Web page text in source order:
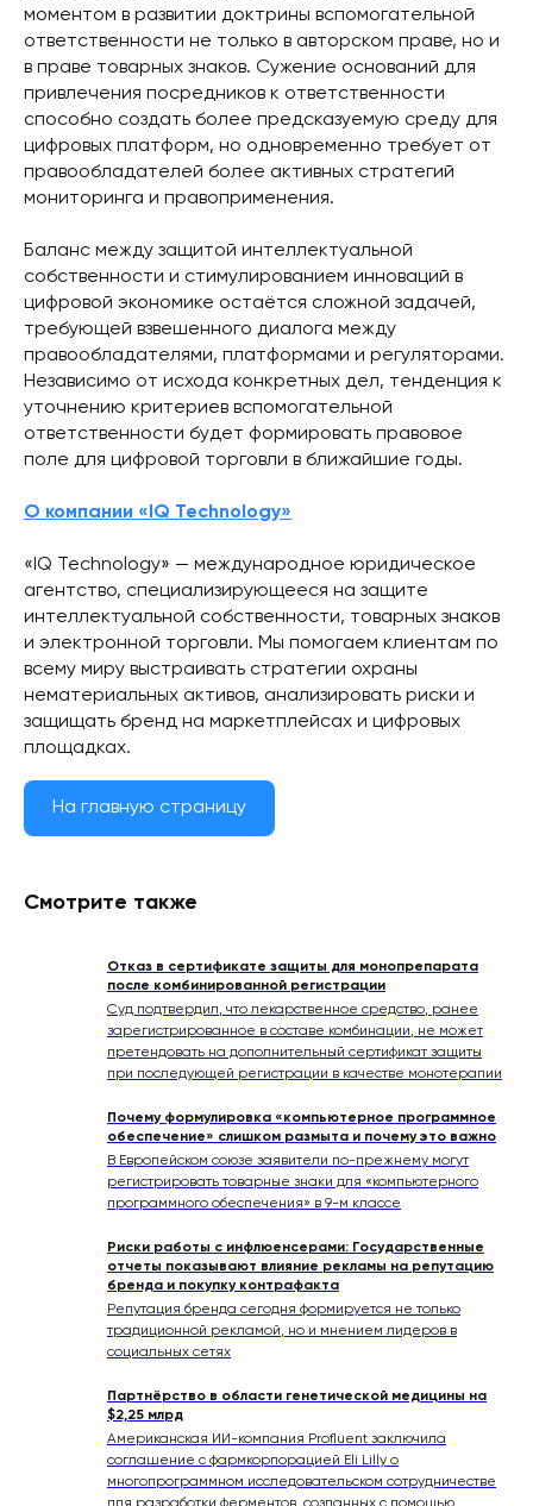
моментом в развитии доктрины вспомогательной
ответственности не только в авторском праве, но и
в праве товарных знаков. Сужение оснований для
привлечения посредников к ответственности
способно создать более предсказуемую среду для
цифровых платформ, но одновременно требует от
правообладателей более активных стратегий
мониторинга и правоприменения.
Баланс между защитой интеллектуальной
собственности и стимулированием инноваций в
цифровой экономике остаётся сложной задачей,
требующей взвешенного диалога между
правообладателями, платформами и регуляторами.
Независимо от исхода конкретных дел, тенденция к
уточнению критериев вспомогательной
ответственности будет формировать правовое
поле для цифровой торговли в ближайшие годы.
О компании «IQ Technology»
«IQ Technology» — международное юридическое
агентство, специализирующееся на защите
интеллектуальной собственности, товарных знаков
и электронной торговли. Мы помогаем клиентам по
всему миру выстраивать стратегии охраны
нематериальных активов, анализировать риски и
защищать бренд на маркетплейсах и цифровых
площадках.
На главную страницу
Смотрите также
Отказ в сертификате защиты для монопрепарата
после комбинированной регистрации
Суд подтвердил, что лекарственное средство, ранее
зарегистрированное в составе комбинации, не может
претендовать на дополнительный сертификат защиты
при последующей регистрации в качестве монотерапии
Почему формулировка «компьютерное программное
обеспечение» слишком размыта и почему это важно
В Европейском союзе заявители по-прежнему могут
регистрировать товарные знаки для «компьютерного
программного обеспечения» в 9-м классе
Риски работы с инфлюенсерами: Государственные
отчеты показывают влияние рекламы на репутацию
бренда и покупку контрафакта
Репутация бренда сегодня формируется не только
традиционной рекламой, но и мнением лидеров в
социальных сетях
Партнёрство в области генетической медицины на
$2,25 млрд
Американская ИИ-компания Profluent заключила
соглашение с фармкорпорацией Eli Lilly о
многопрограммном исследовательском сотрудничестве